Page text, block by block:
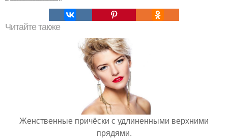
Читайте также
Женственные причёски с удлиненными верхними
прядями.